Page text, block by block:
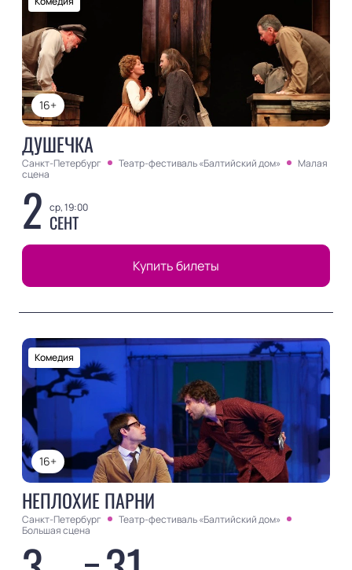
16+
ДУШЕЧКА
Санкт-Петербург Театр-фестиваль «Балтийский дом»
Малая
сцена
2 ср, 19:00
СЕНТ
Купить билеты
16+
Комедия
НЕПЛОХИЕ ПАРНИ
Санкт-Петербург
Театр-фестиваль «Балтийский дом»
Большая сцена